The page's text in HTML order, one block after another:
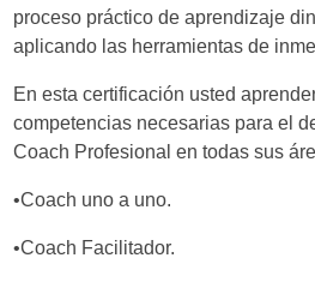
proceso práctico de aprendizaje
aplicando las herramientas de
En esta certificación usted
competencias necesarias para el
Coach Profesional en todas sus
•Coach uno a uno.
•Coach Facilitador.